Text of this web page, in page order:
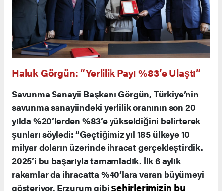
Haluk Görgün: “Yerlilik Payı %83’e Ulaştı”
Savunma Sanayii Başkanı Görgün, Türkiye’nin
savunma sanayiindeki yerlilik oranının son 20
yılda %20’lerden %83’e yükseldiğini belirterek
şunları söyledi: “Geçtiğimiz yıl 185 ülkeye 10
milyar doların üzerinde ihracat gerçekleştirdik.
2025’i bu başarıyla tamamladık. İlk 6 aylık
rakamlar da ihracatta %40’lara varan büyümeyi
gösteriyor. Erzurum gibişehirlerimizin bu